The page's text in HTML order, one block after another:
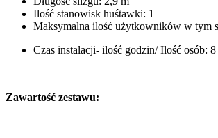
Ilość stanowisk huśtawki: 1
Maksymalna ilość użytkowników w tym
Czas instalacji- ilość godzin/ Ilość osób: 8
Zawartość zestawu: